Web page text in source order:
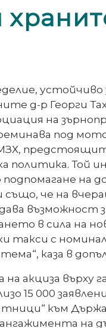
устойчиво
д-р Георги
на
под
Той
на
че на
възможност
в сила на
такси с
каза в
върху
15 000
към
ангажимента